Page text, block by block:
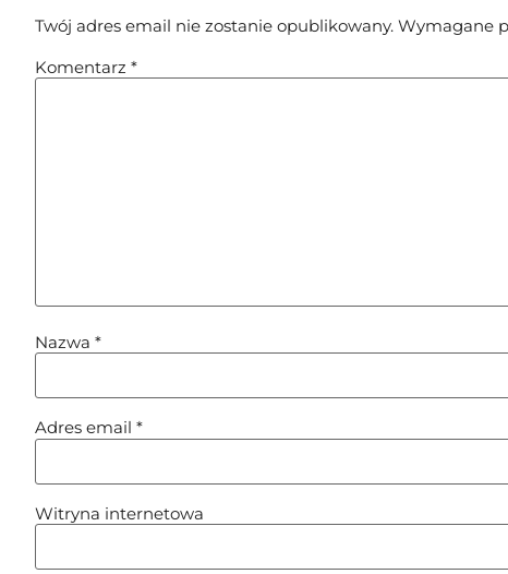
Twój adres email nie zostanie opublikowany. Wymagane
Komentarz *
Nazwa *
Adres email *
Witryna internetowa